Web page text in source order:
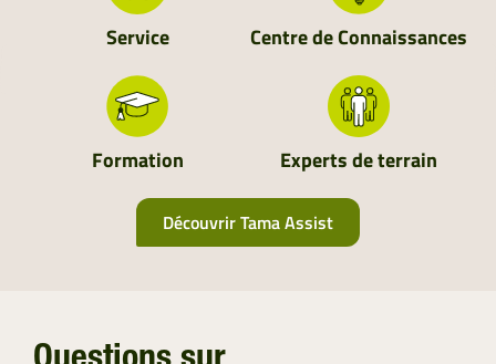
Service Centre de Connaissances
Formation Experts de terrain
Découvrir Tama Assist